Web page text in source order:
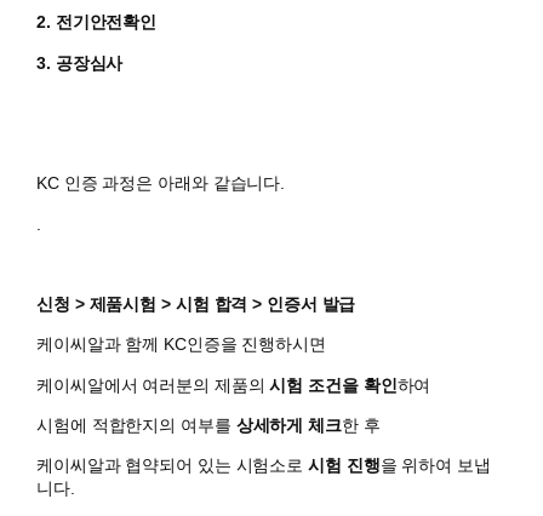
2. 전기안전확인
3. 공장심사
KC 인증 과정은 아래와 같습니다.
신청 > 제품시험 > 시험 합격 > 인증서 발급
케이씨알과 함께 KC인증을 진행하시면
​케이씨알에서 여러분의 제품의시험 조건을 확인 하여
시험에 적합한지의 여부를 상세하게 체크한 후
케이씨알과 협약되어 있는 시험소로시험 진행을 위하여 보냅
니다.